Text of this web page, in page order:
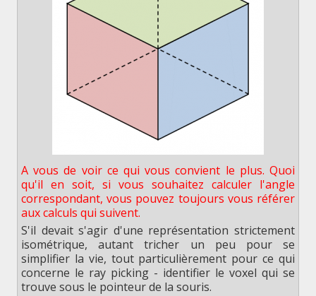
A vous de voir ce qui vous convient le plus. Quoi
qu'il en soit, si vous souhaitez calculer l'angle
correspondant, vous pouvez toujours vous référer
aux calculs qui suivent.
S'il devait s'agir d'une représentation strictement
isométrique, autant tricher un peu pour se
simplifier la vie, tout particulièrement pour ce qui
concerne le ray picking - identifier le voxel qui se
trouve sous le pointeur de la souris.